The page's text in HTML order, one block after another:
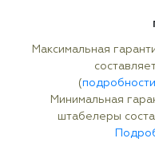
Максимальная
(
Минимальная
штабелеры